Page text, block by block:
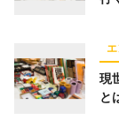
エ
現
と